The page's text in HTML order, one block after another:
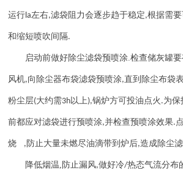
运行la左右,滤袋阻力会逐步趋于稳定,根据需
和缩短喷吹间隔.
启动前做好除尘滤袋预喷涂.检查储灰罐
风机,向除尘器布袋滤袋预喷涂,直到除尘布袋
粉尘层(大约需3h以上),锅炉方可投油点火 .为保
前都应对滤袋进行预喷涂,并检查预喷涂效果.
烧 , 防止大量未燃尽油滴带到炉后,造成除尘
降低烟温, 防止漏风,做好冷/热态气流分布